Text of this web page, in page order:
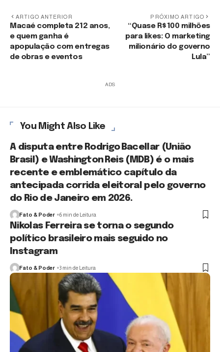
ARTIGO ANTERIOR
Macaé completa 212 anos,
e quem ganha é
apopulação com entregas
de obras e eventos
PRÓXIMO ARTIGO
“Quase R$ 100 milhões
para likes: O marketing
milionário do governo
Lula”
ADS
You Might Also Like
A disputa entre Rodrigo Bacellar (União
Brasil) e Washington Reis (MDB) é o mais
recente e emblemático capítulo da
antecipada corrida eleitoral pelo governo
do Rio de Janeiro em 2026.
Fato & Poder 6 min de Leitura
Nikolas Ferreira se torna o segundo
político brasileiro mais seguido no
Instagram
Fato & Poder 3 min de Leitura